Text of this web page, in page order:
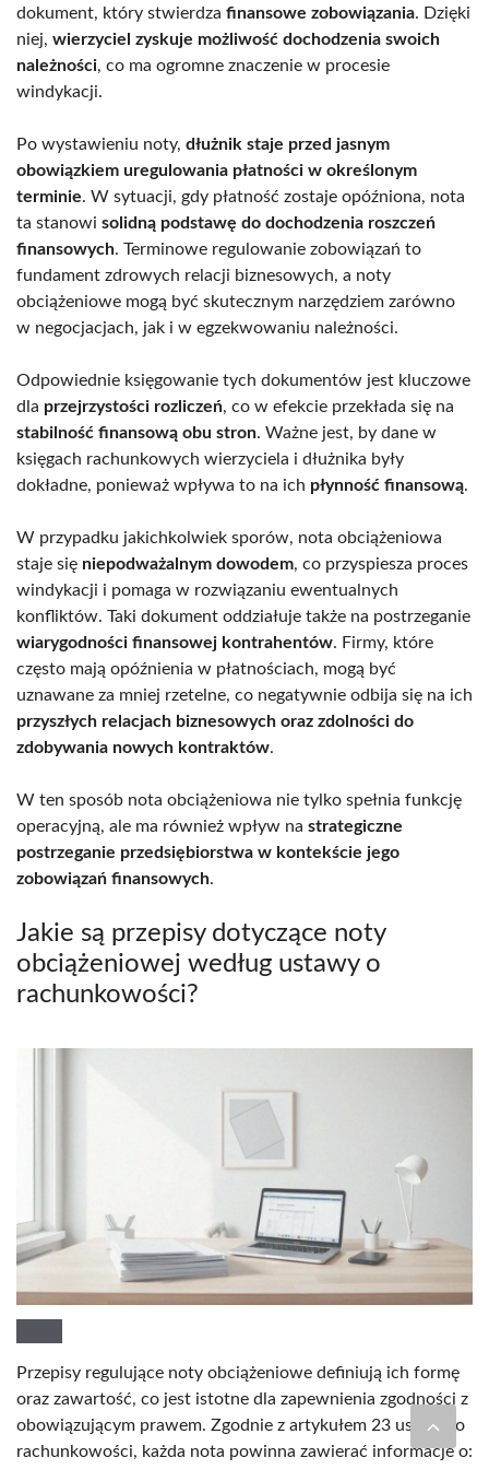
dokument, który stwierdza finansowe zobowiązania. Dzięki
niej, wierzyciel zyskuje możliwość dochodzenia swoich
należności, co ma ogromne znaczenie w procesie
windykacji.
Po wystawieniu noty, dłużnik staje przed jasnym
obowiązkiem uregulowania płatności w określonym
terminie. W sytuacji, gdy płatność zostaje opóźniona, nota
ta stanowi solidną podstawę do dochodzenia roszczeń
finansowych. Terminowe regulowanie zobowiązań to
fundament zdrowych relacji biznesowych, a noty
obciążeniowe mogą być skutecznym narzędziem zarówno
w negocjacjach, jak i w egzekwowaniu należności.
Odpowiednie księgowanie tych dokumentów jest kluczowe
dla przejrzystości rozliczeń, co w efekcie przekłada się na
stabilność finansową obu stron. Ważne jest, by dane w
księgach rachunkowych wierzyciela i dłużnika były
dokładne, ponieważ wpływa to na ich płynność finansową.
W przypadku jakichkolwiek sporów, nota obciążeniowa
staje się niepodważalnym dowodem, co przyspiesza proces
windykacji i pomaga w rozwiązaniu ewentualnych
konfliktów. Taki dokument oddziałuje także na postrzeganie
wiarygodności finansowej kontrahentów. Firmy, które
często mają opóźnienia w płatnościach, mogą być
uznawane za mniej rzetelne, co negatywnie odbija się na ich
przyszłych relacjach biznesowych oraz zdolności do
zdobywania nowych kontraktów.
W ten sposób nota obciążeniowa nie tylko spełnia funkcję
operacyjną, ale ma również wpływ na strategiczne
postrzeganie przedsiębiorstwa w kontekście jego
zobowiązań finansowych.
Jakie są przepisy dotyczące noty
obciążeniowej według ustawy o
rachunkowości?
Przepisy regulujące noty obciążeniowe definiują ich formę
oraz zawartość, co jest istotne dla zapewnienia zgodności z
obowiązującym prawem. Zgodnie z artykułem 23 ustawy o
rachunkowości, każda nota powinna zawierać informacje o: